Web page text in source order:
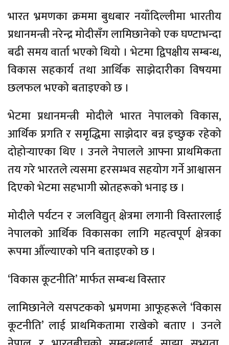
भारत भ्रमणका क्रममा बुधबार नयाँदिल्लीमा भारतीय
प्रधानमन्त्री नरेन्द्र मोदीसँग लामिछानेको एक घण्टाभन्दा
बढी समय वार्ता भएको थियो । भेटमा द्विपक्षीय सम्बन्ध,
विकास सहकार्य तथा आर्थिक साझेदारीका विषयमा
छलफल भएको बताइएको छ ।
भेटमा प्रधानमन्त्री मोदीले भारत नेपालको विकास,
आर्थिक प्रगति र समृद्धिमा साझेदार बन्न इच्छुक रहेको
दोहोर्‍याएका थिए । उनले नेपालले आफ्ना प्राथमिकता
तय गरे भारतले त्यसमा हरसम्भव सहयोग गर्ने आश्वासन
दिएको भेटमा सहभागी स्रोतहरूको भनाइ छ ।
मोदीले पर्यटन र जलविद्युत् क्षेत्रमा लगानी विस्तारलाई
नेपालको आर्थिक विकासका लागि महत्वपूर्ण क्षेत्रका
रूपमा औँल्याएको पनि बताइएको छ ।
‘विकास कूटनीति’ मार्फत सम्बन्ध विस्तार
लामिछानेले यसपटकको भ्रमणमा आफूहरूले ‘विकास
कूटनीति’ लाई प्राथमिकतामा राखेको बताए । उनले